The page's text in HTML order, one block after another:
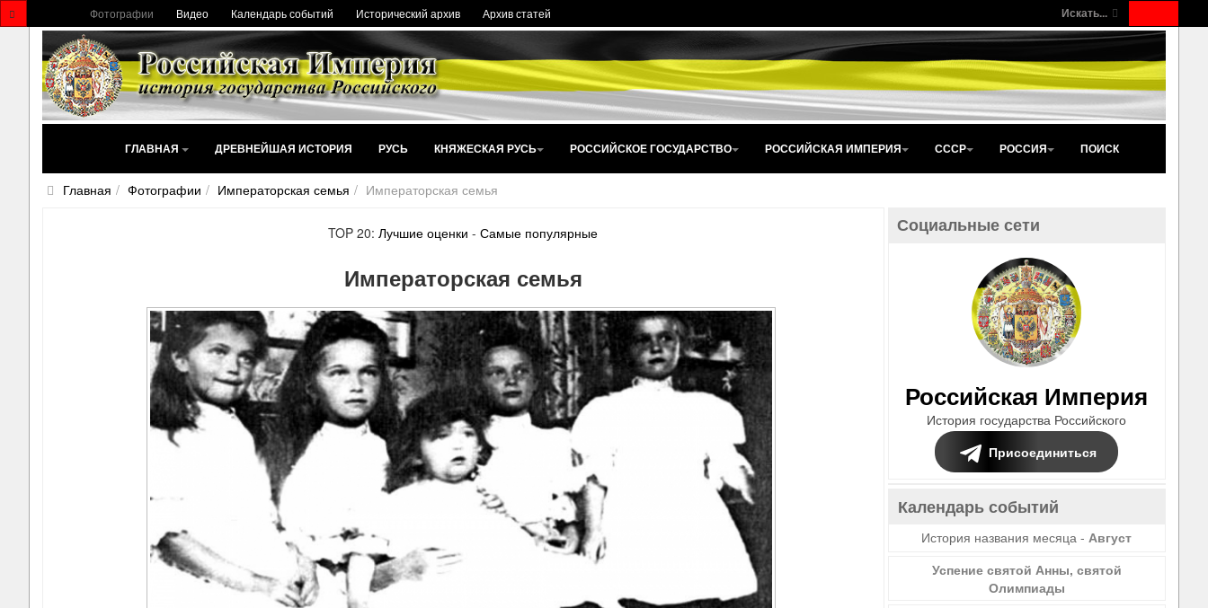
Искать...
Фотографии Видео Календарь событий Исторический архив Архив статей
ГЛАВНАЯ ДРЕВНЕЙШАЯ ИСТОРИЯ РУСЬ КНЯЖЕСКАЯ РУСЬ РОССИЙСКОЕ ГОСУДАРСТВО РОССИЙСКАЯ ИМПЕРИЯ СССР РОССИЯ ПОИСК
Главная Фотографии Императорская семья Императорская семья
TOP 20:Лучшие оценки -Самые популярные
Императорская семья
Социальные сети
Российская Империя
История государства Российского
Присоединиться
Календарь событий
История названия месяца -Август
Успение святой Анны, святой
Олимпиады